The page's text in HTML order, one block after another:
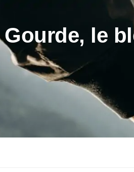
le